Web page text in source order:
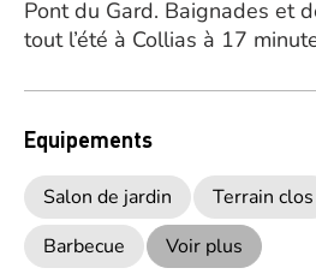
Pont du Gard. Baignades et
tout l’été à Collias à 17
Equipements
Salon de jardin Terrain clos
Barbecue
Voir plus